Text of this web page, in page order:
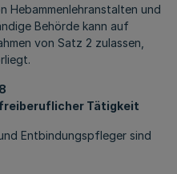
Hebammenlehranstalten und
Behörde kann auf
von Satz 2 zulassen,
Tätigkeit
Entbindungspfleger sind